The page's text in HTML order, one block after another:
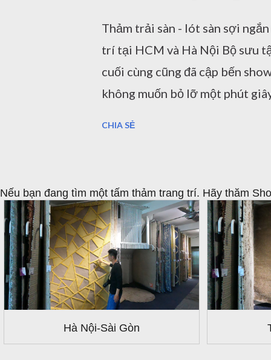
đẹp chúng tôi, nhưng là sản
khách hàng và bán chạ...
Thảm trải sàn - lót sàn sợi
trí tại HCM và Hà Nội Bộ sưu
cuối cùng cũng đã cập bến
không muốn bỏ lỡ một phút
chiều cao, mật độ sợi,.. của
giá một cách chân thật nhất
loạt thảm mới nhất này, đều
Thảm Thổ Nhĩ Kỳ là thương
người tin dùng và sử dụng.
thảm độc quyền, không quốc
CHIA SẺ
Nếu bạn đang tìm một tấm thảm trang trí. Hãy thăm
Hà Nội-Sài Gòn